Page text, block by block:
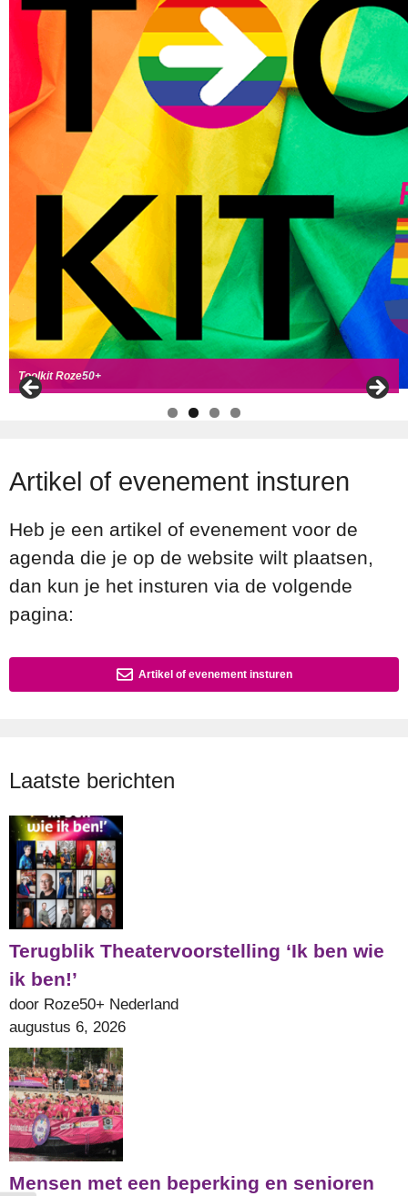
Roze50+ zoekt coll
Toolkit Roze50+
Handboek Roze Loper
Handreiking voor Roze 50+ ambassadeurs
Artikel of evenement insturen
Heb je een artikel of evenement voor de
agenda die je op de website wilt plaatsen,
dan kun je het insturen via de volgende
pagina:
Artikel of evenement insturen
Laatste berichten
Terugblik Theatervoorstelling ‘Ik ben wie
ik ben!’
door Roze50+ Nederland
augustus 6, 2026
Mensen met een beperking en senioren